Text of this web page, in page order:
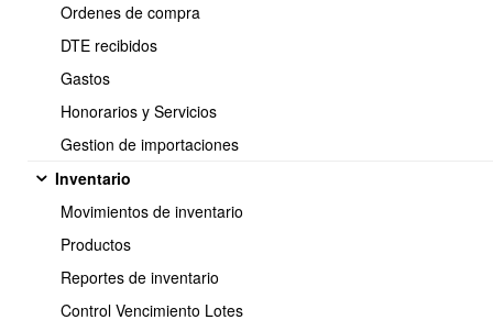
Ordenes de compra
DTE recibidos
Gastos
Honorarios y Servicios
Gestion de importaciones
Inventario
Movimientos de inventario
Productos
Reportes de inventario
Control Vencimiento Lotes
OBUMA le permite controlar y registrar la ubicacion de los
productos dentro de cada bodega, para lo cual, se debe
Las ubicaciones se utilizan para poder tener un mejor control y
mejor manipulación a la hora de almacenar, despachar, tomas de
inventario, etc...
1.- Por cada bodega, se debe crear el listado de ubicaciones
Mi empresa > Bodegas > y en cada bodega se sube su respectivo
listado de ubicaciones...